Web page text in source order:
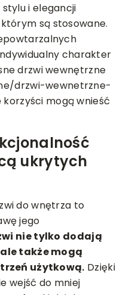
i elegancji
są stosowane.
charakter
drzwi wewnętrzne
drzwi-wewnetrzne-
mogą wnieść
ukrytych
do wnętrza to
jego
nie tylko dodają
także mogą
użytkową. Dzięki
wejść do mniej